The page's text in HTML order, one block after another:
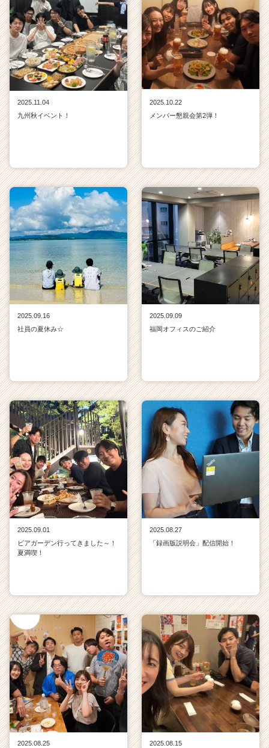
2025.11.04
九州秋イベント！
2025.10.22
メンバー懇親会第2弾！
2025.09.16
社員の夏休み☆
2025.09.09
福岡オフィスのご紹介
2025.09.01
ビアガーデン行ってきました～！
夏満喫！
2025.08.27
「録画版説明会」配信開始！
2025.08.25
2025.08.15